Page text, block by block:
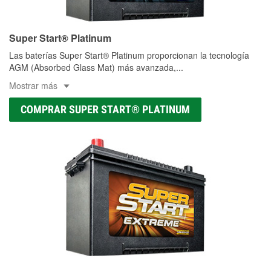
Super Start® Platinum
Las baterías Super Start® Platinum proporcionan la tecnología
AGM (Absorbed Glass Mat) más avanzada,...
Mostrar más
COMPRAR SUPER START® PLATINUM